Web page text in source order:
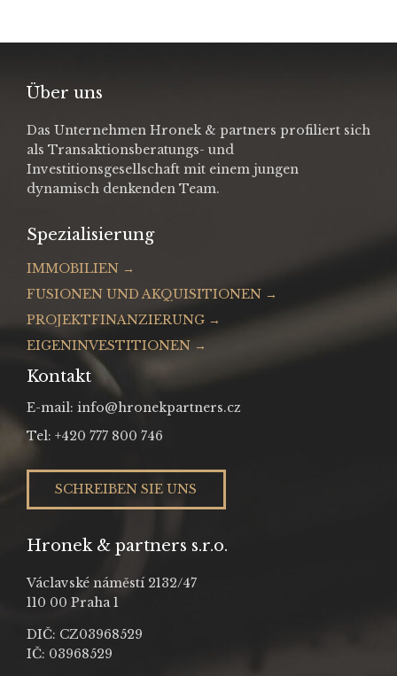
Über uns
Das Unternehmen Hronek & partners profiliert sich
als Transaktionsberatungs- und
Investitionsgesellschaft mit einem jungen
dynamisch denkenden Team.
Spezialisierung
IMMOBILIEN →
FUSIONEN UND AKQUISITIONEN →
PROJEKTFINANZIERUNG →
EIGENINVESTITIONEN →
Kontakt
E-mail: info@hronekpartners.cz
Tel: +420 777 800 746
SCHREIBEN SIE UNS
Hronek & partners s.r.o.
Václavské náměstí 2132/47
110 00 Praha 1
DIČ: CZ03968529
IČ: 03968529